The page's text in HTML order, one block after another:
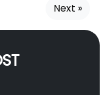
Next »